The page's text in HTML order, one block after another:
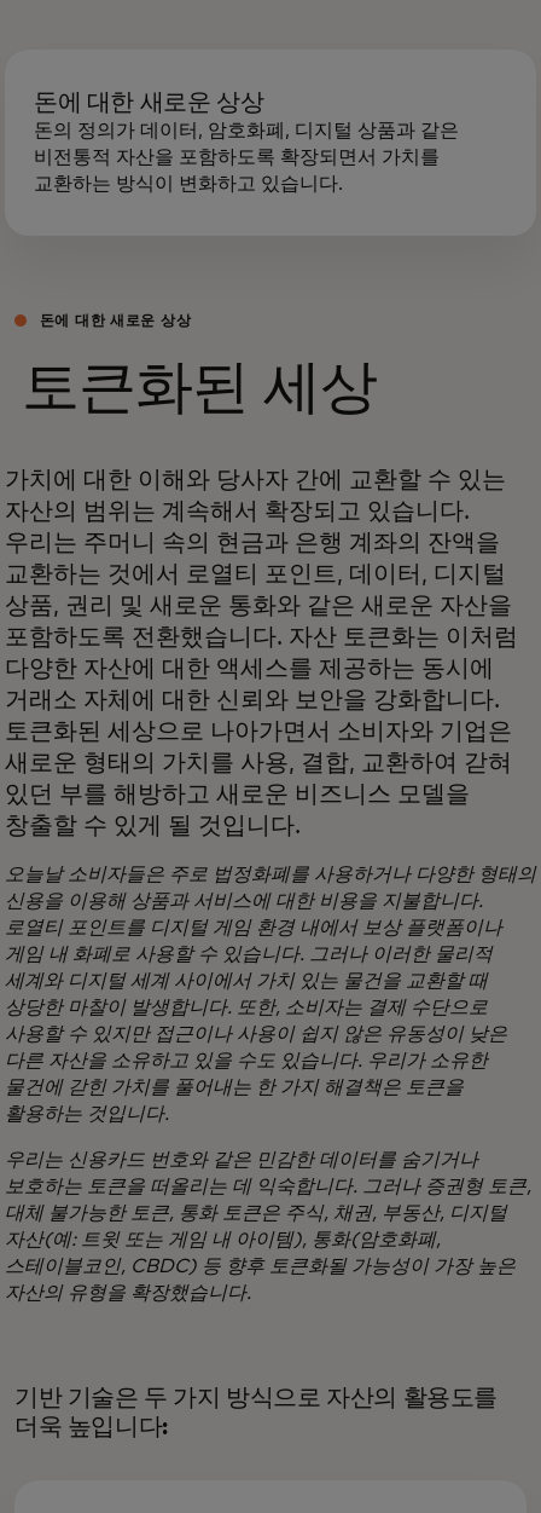
돈에 대한 새로운 상상
돈의 정의가 데이터, 암호화폐, 디지털 상품과 같은
비전통적 자산을 포함하도록 확장되면서 가치를
교환하는 방식이 변화하고 있습니다.
돈에 대한 새로운 상상
토큰화된 세상
가치에 대한 이해와 당사자 간에 교환할 수 있는
자산의 범위는 계속해서 확장되고 있습니다.
우리는 주머니 속의 현금과 은행 계좌의 잔액을
교환하는 것에서 로열티 포인트, 데이터, 디지털
상품, 권리 및 새로운 통화와 같은 새로운 자산을
포함하도록 전환했습니다. 자산 토큰화는 이처럼
다양한 자산에 대한 액세스를 제공하는 동시에
거래소 자체에 대한 신뢰와 보안을 강화합니다.
토큰화된 세상으로 나아가면서 소비자와 기업은
새로운 형태의 가치를 사용, 결합, 교환하여 갇혀
있던 부를 해방하고 새로운 비즈니스 모델을
창출할 수 있게 될 것입니다.
오늘날 소비자들은 주로 법정화폐를 사용하거나 다양한 형태의
신용을 이용해 상품과 서비스에 대한 비용을 지불합니다.
로열티 포인트를 디지털 게임 환경 내에서 보상 플랫폼이나
게임 내 화폐로 사용할 수 있습니다. 그러나 이러한 물리적
세계와 디지털 세계 사이에서 가치 있는 물건을 교환할 때
상당한 마찰이 발생합니다. 또한, 소비자는 결제 수단으로
사용할 수 있지만 접근이나 사용이 쉽지 않은 유동성이 낮은
다른 자산을 소유하고 있을 수도 있습니다. 우리가 소유한
물건에 갇힌 가치를 풀어내는 한 가지 해결책은 토큰을
활용하는 것입니다.
우리는 신용카드 번호와 같은 민감한 데이터를 숨기거나
보호하는 토큰을 떠올리는 데 익숙합니다. 그러나 증권형 토큰,
대체 불가능한 토큰, 통화 토큰은 주식, 채권, 부동산, 디지털
자산(예: 트윗 또는 게임 내 아이템), 통화(암호화폐,
스테이블코인, CBDC) 등 향후 토큰화될 가능성이 가장 높은
자산의 유형을 확장했습니다.
기반 기술은 두 가지 방식으로 자산의 활용도를
더욱 높입니다: